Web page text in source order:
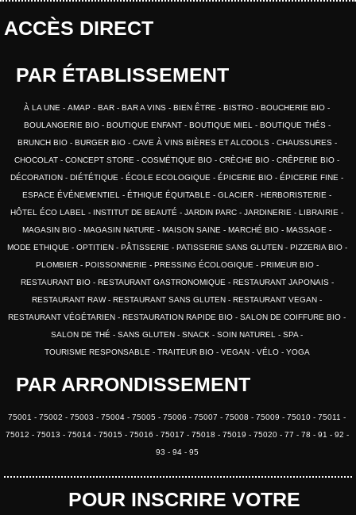
ACCÈS DIRECT
PAR ÉTABLISSEMENT
À LA UNE AMAP BAR BAR A VINS BIEN ÊTRE BISTRO
BOUCHERIE BIO
BOULANGERIE BIO
BOUTIQUE ENFANT BOUTIQUE MIEL
BOUTIQUE THÉS
BRUNCH BIO
BURGER BIO CAVE À VINS BIÈRES ET ALCOOLS
CHAUSSURES
CHOCOLAT
CONCEPT STORE COSMÉTIQUE BIO CRÈCHE BIO
CRÊPERIE BIO
DÉCORATION
DIÉTÉTIQUE ÉCOLE ECOLOGIQUE ÉPICERIE BIO
ÉPICERIE FINE
ESPACE ÉVÉNEMENTIEL
ÉTHIQUE ÉQUITABLE GLACIER
HERBORISTERIE
HÔTEL ÉCO LABEL
INSTITUT DE BEAUTÉ JARDIN PARC JARDINERIE
LIBRAIRIE
MAGASIN BIO
MAGASIN NATURE MAISON SAINE MARCHÉ BIO
MASSAGE
MODE ETHIQUE
OPTITIEN PÂTISSERIE PATISSERIE SANS GLUTEN
PIZZERIA BIO
PLOMBIER
POISSONNERIE PRESSING ÉCOLOGIQUE
PRIMEUR BIO
RESTAURANT BIO
RESTAURANT GASTRONOMIQUE
RESTAURANT JAPONAIS
RESTAURANT RAW
RESTAURANT SANS GLUTEN
RESTAURANT VEGAN
RESTAURANT VÉGÉTARIEN
RESTAURATION RAPIDE BIO
SALON DE COIFFURE BIO
SALON DE THÉ
SANS GLUTEN SNACK SOIN NATUREL
SPA
TOURISME RESPONSABLE
TRAITEUR BIO VEGAN VÉLO YOGA
PAR ARRONDISSEMENT
75001 75002 75003 75004 75005 75006 75007 75008 75009 75010
75011
75012
75013 75014 75015 75016 75017 75018 75019 75020 77 78 91
92
93
94 95
POUR INSCRIRE VOTRE